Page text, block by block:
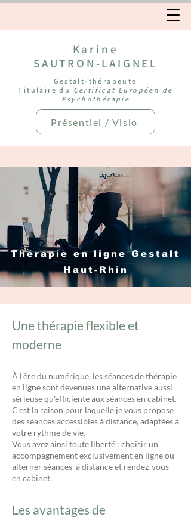
Karine
SAUTRON-LAIGNEL
Gestalt-thérapeute
Titulaire du Certificat Européen de
Psychothérapie
Présentiel / Visio
Thérapie en ligne Gestalt
Haut-Rhin
Une thérapie flexible et
moderne
À l'ère du numérique, les séances de thérapie
en ligne sont devenues une alternative aussi
sérieuse qu'efficiente aux séances en cabinet.
C'est la raison pour laquelle je vous propose
des séances accessibles à distance, adaptées à
votre rythme de vie.
Vous avez ainsi toute liberté : choisir un
accompagnement exclusivement en ligne ou
alterner séances à distance et rendez-vous
en cabinet.
Les avantages de